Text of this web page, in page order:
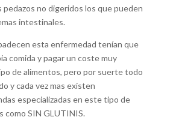
no digeridos los que pueden
intestinales.
esta enfermedad tenían que
comida y pagar un coste muy
de alimentos, pero por suerte todo
y cada vez mas existen
especializadas en este tipo de
como SIN GLUTINIS.